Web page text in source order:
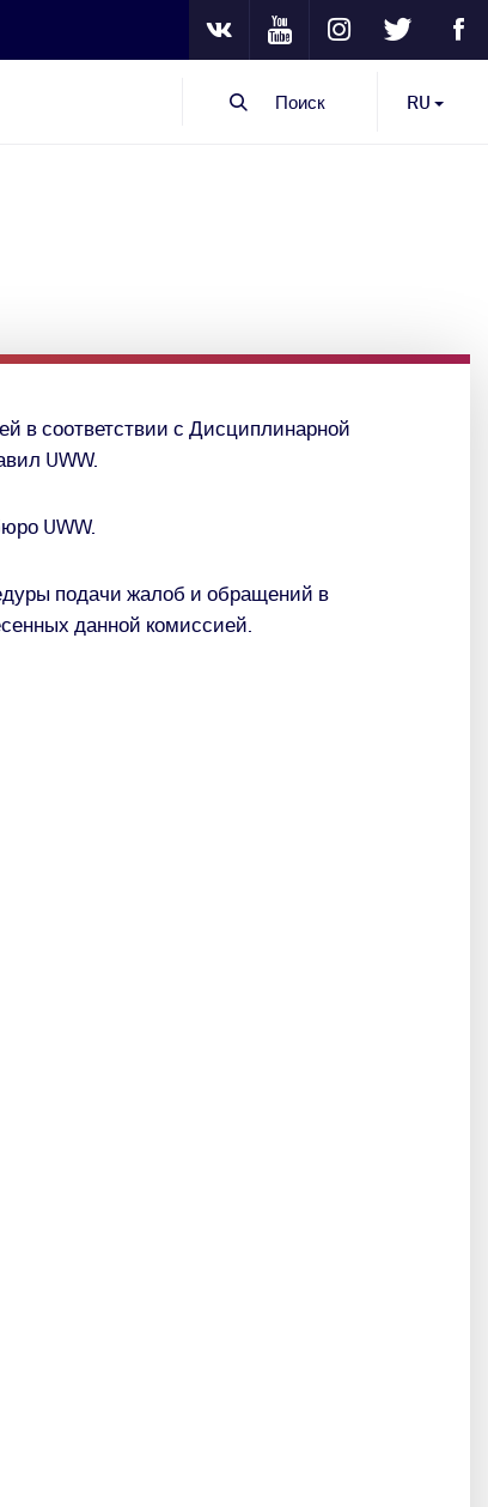
VKontakteYoutube
InstagramTwitter
RU
Поиск
в соответствии с Дисциплинарной
UWW.
юро UWW.
подачи жалоб и обращений в
х данной комиссией.